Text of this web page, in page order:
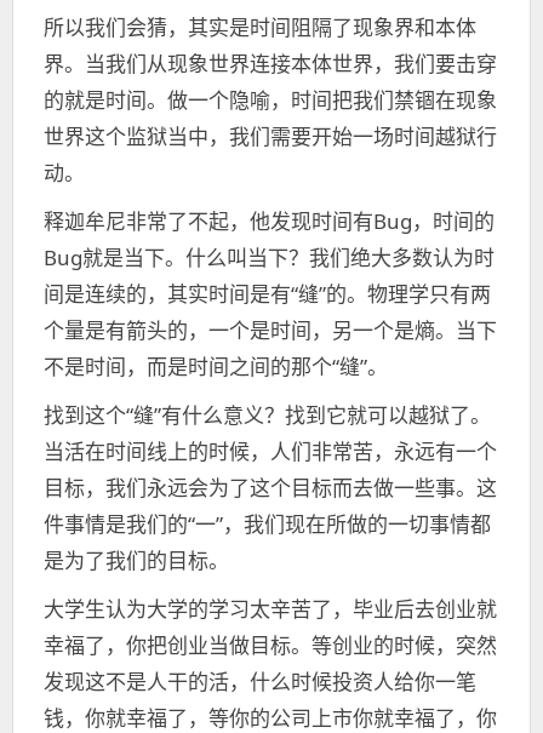
所以我们会猜，其实是时间阻隔了现象界和本体
界。当我们从现象世界连接本体世界，我们要击穿
的就是时间。做一个隐喻，时间把我们禁锢在现象
世界这个监狱当中，我们需要开始一场时间越狱行
动。
释迦牟尼非常了不起，他发现时间有Bug，时间的
Bug就是当下。什么叫当下？我们绝大多数认为时
间是连续的，其实时间是有“缝”的。物理学只有两
个量是有箭头的，一个是时间，另一个是熵。当下
不是时间，而是时间之间的那个“缝”。
找到这个“缝”有什么意义？找到它就可以越狱了。
当活在时间线上的时候，人们非常苦，永远有一个
目标，我们永远会为了这个目标而去做一些事。这
件事情是我们的“一”，我们现在所做的一切事情都
是为了我们的目标。
大学生认为大学的学习太辛苦了，毕业后去创业就
幸福了，你把创业当做目标。等创业的时候，突然
发现这不是人干的活，什么时候投资人给你一笔
钱，你就幸福了，等你的公司上市你就幸福了，你